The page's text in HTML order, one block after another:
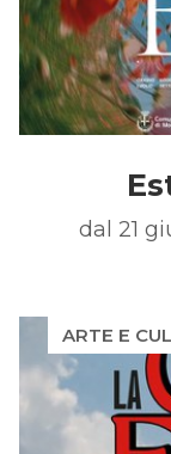
dal 21
ARTE E